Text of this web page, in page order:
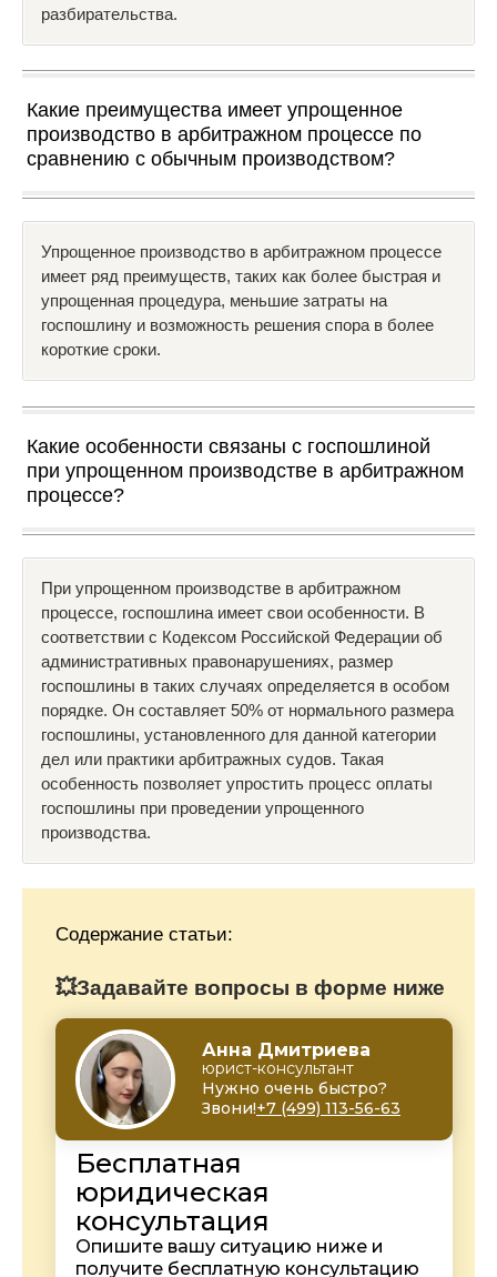
разбирательства.
Какие преимущества имеет упрощенное
производство в арбитражном процессе по
сравнению с обычным производством?
Упрощенное производство в арбитражном процессе
имеет ряд преимуществ, таких как более быстрая и
упрощенная процедура, меньшие затраты на
госпошлину и возможность решения спора в более
короткие сроки.
Какие особенности связаны с госпошлиной
при упрощенном производстве в арбитражном
процессе?
При упрощенном производстве в арбитражном
процессе, госпошлина имеет свои особенности. В
соответствии с Кодексом Российской Федерации об
административных правонарушениях, размер
госпошлины в таких случаях определяется в особом
порядке. Он составляет 50% от нормального размера
госпошлины, установленного для данной категории
дел или практики арбитражных судов. Такая
особенность позволяет упростить процесс оплаты
госпошлины при проведении упрощенного
производства.
Содержание статьи:
💥Задавайте вопросы в форме ниже